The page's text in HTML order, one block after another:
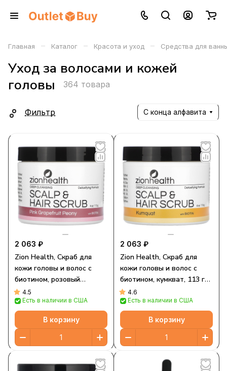
Главная – Каталог – Красота и уход – Средства для
Уход за волосами и кожей
головы
364 товара
Фильтр С конца алфавита
2 063 ₽
Zion Health, Скраб для
кожи головы и волос с
биотином, розовый
грейпфрут и пион, 113 г (4
унции)
4.5
Есть в наличии в США
В корзину
2 063 ₽
Zion Health, Скраб для
кожи головы и волос с
биотином, кумкват, 113 г
(4 унции)
4.6
Есть в наличии в США
В корзину